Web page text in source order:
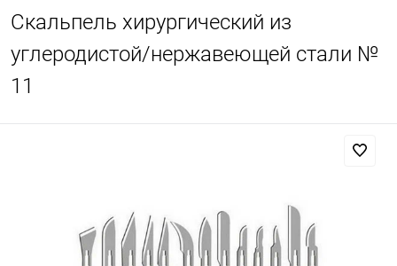
Скальпель хирургический из
углеродистой/нержавеющей стали №
11